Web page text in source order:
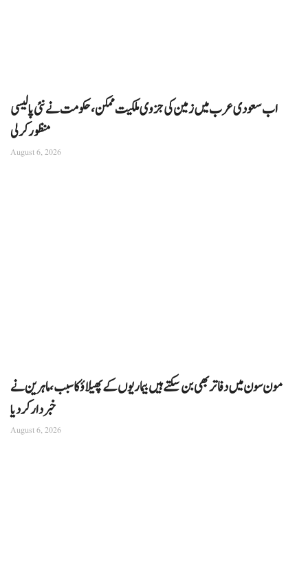
اب سعودی عرب میں زمین کی جزوی ملکیت ممکن، حکومت نے نئی پالیسی
منظور کرلی
August 6, 2026
مون سون میں دفاتر بھی بن سکتے ہیں بیماریوں کے پھیلاؤ کا سبب، ماہرین نے
خبردار کر دیا
August 6, 2026